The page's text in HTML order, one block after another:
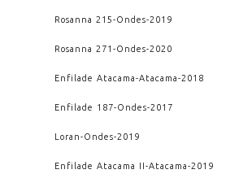
Rosanna 215-Ondes-2019
Rosanna 271-Ondes-2020
Enfilade Atacama-Atacama-2018
Enfilade 187-Ondes-2017
Loran-Ondes-2019
Enfilade Atacama II-Atacama-2019